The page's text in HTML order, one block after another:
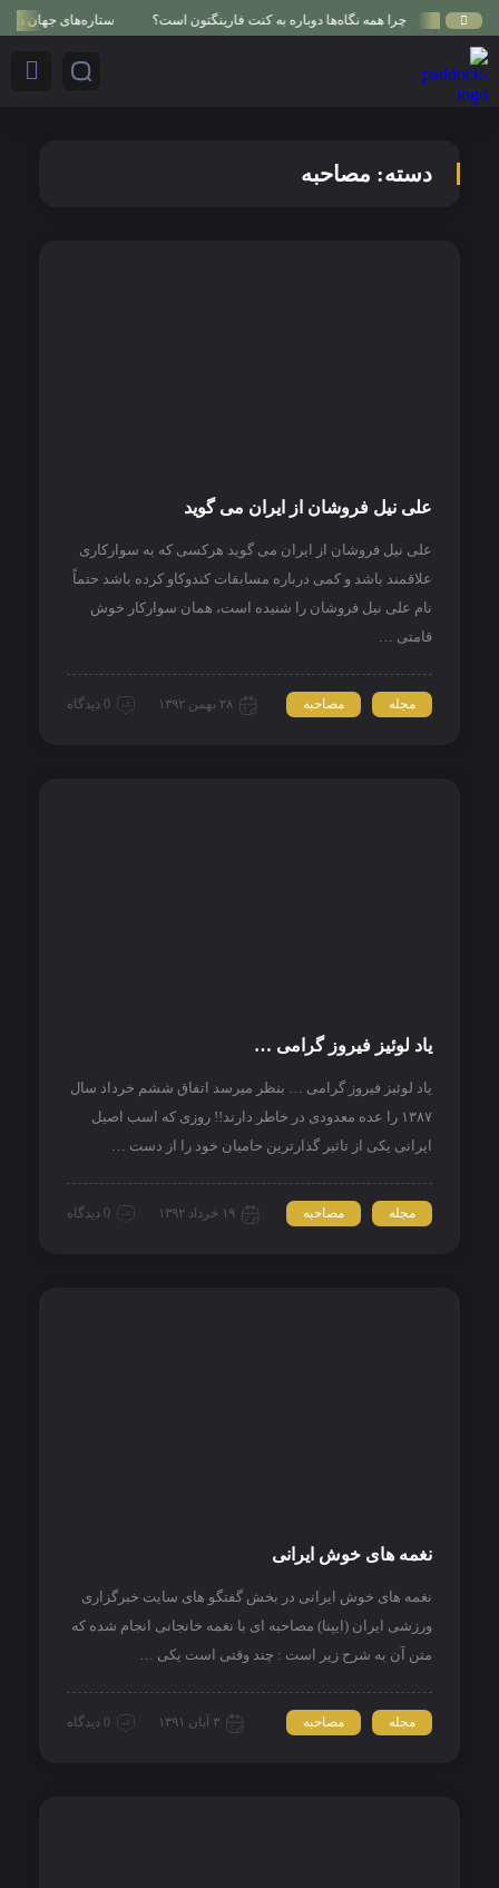
چرا همه نگاه‌ها دوباره به کنت فارینگتون است؟ ستاره‌های جهان در
دسته: مصاحبه
علی نیل فروشان از ایران می گوید
علی نیل فروشان از ایران می گوید هرکسی که به سوارکاری
علاقمند باشد و کمی درباره مسابقات کندوکاو کرده باشد حتماً
نام علی نیل فروشان را شنیده است، همان سوارکار خوش
قامتی …
مجله مصاحبه ۲۸ بهمن ۱۳۹۲ 0 دیدگاه
یاد لوئیز فیروز گرامی …
یاد لوئیز فیروز گرامی … بنظر میرسد اتفاق ششم خرداد سال
۱۳۸۷ را عده معدودی در خاطر دارند!! روزی که اسب اصیل
ایرانی یکی از تاثیر گذارترین حامیان خود را از دست …
مجله مصاحبه ۱۹ خرداد ۱۳۹۲ 0 دیدگاه
نغمه های خوش ایرانی
نغمه های خوش ایرانی در بخش گفتگو های سایت خبرگزاری
ورزشی ایران (ایپنا) مصاحبه ای با نغمه خانجانی انجام شده که
متن آن به شرح زیر است : چند وقتی است یکی …
مجله مصاحبه ۳ آبان ۱۳۹۱ 0 دیدگاه